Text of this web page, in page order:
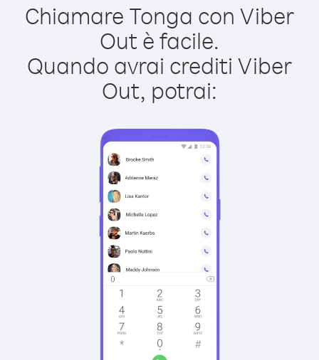
Chiamare Tonga con Viber
Out è facile.
Quando avrai crediti Viber
Out, potrai: